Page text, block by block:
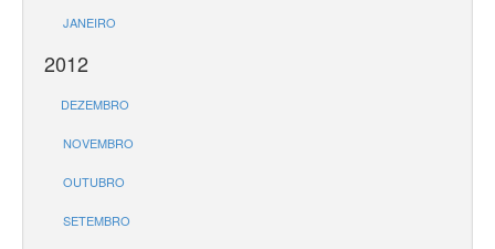
JANEIRO
2012
DEZEMBRO
NOVEMBRO
OUTUBRO
SETEMBRO